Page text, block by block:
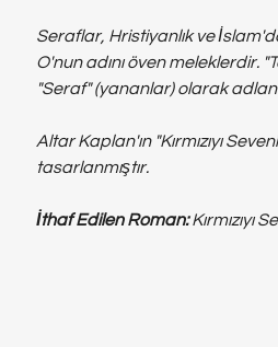
Seraflar, Hristiyanlık ve
O'nun adını öven meleklerdir.
"Seraf" (yananlar) olarak
Altar Kaplan'ın "Kırmızıyı
tasarlanmıştır.
İthaf Edilen Roman:Kırmızıyı